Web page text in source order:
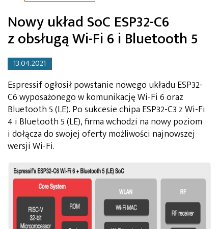
Nowy układ SoC ESP32-C6
z obsługą Wi-Fi 6 i Bluetooth 5
13.04.2021
Espressif ogłosił powstanie nowego układu ESP32-
C6 wyposażonego w komunikację Wi-Fi 6 oraz
Bluetooth 5 (LE). Po sukcesie chipa ESP32-C3 z Wi-Fi
4 i Bluetooth 5 (LE), firma wchodzi na nowy poziom
i dołącza do swojej oferty możliwości najnowszej
wersji Wi-Fi.